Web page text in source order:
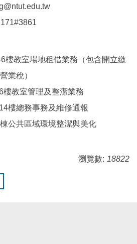
樓教室場地租借業務（包含開立繳
業稅）
樓教室管理及整潔業務
樓總務事務及維修通報
公共區域環境整潔與美化
瀏覽數: 18822